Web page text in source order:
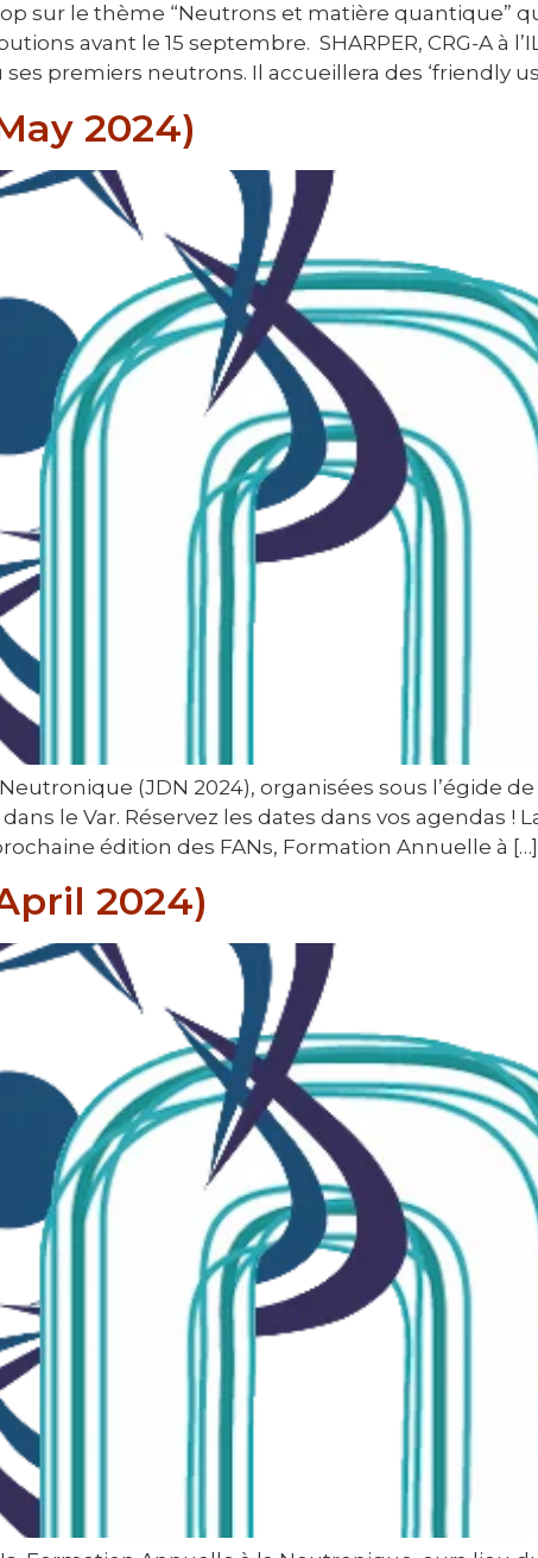
sur le thème “Neutrons et matière quantique”
avant le 15 septembre. SHARPER, CRG-A à
ses premiers neutrons. Il accueillera des ‘friendly
2024)
(JDN 2024), organisées sous l’égide
le Var. Réservez les dates dans vos agendas !
édition des FANs, Formation Annuelle à […]
2024)